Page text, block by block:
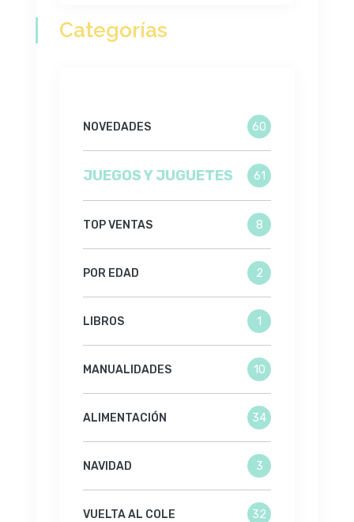
Categorías
NOVEDADES 60
JUEGOS Y JUGUETES 61
TOP VENTAS 8
POR EDAD 2
LIBROS 1
MANUALIDADES 10
ALIMENTACIÓN 34
NAVIDAD 3
VUELTA AL COLE 32